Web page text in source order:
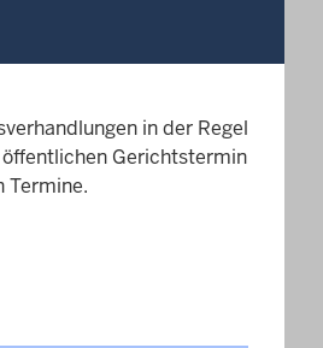
in der Regel
Gerichtstermin
Termine.